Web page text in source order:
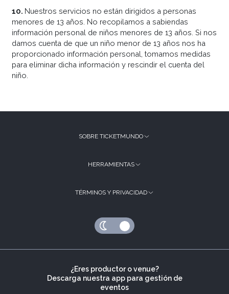
10. Nuestros servicios no están dirigidos a personas
menores de 13 años. No recopilamos a sabiendas
información personal de niños menores de 13 años. Si nos
damos cuenta de que un niño menor de 13 años nos ha
proporcionado información personal, tomamos medidas
para eliminar dicha información y rescindir el cuenta del
niño.
SOBRE TICKETMUNDO
HERRAMIENTAS
TÉRMINOS Y PRIVACIDAD
¿Eres productor o venue?
Descarga nuestra app para gestión de
eventos